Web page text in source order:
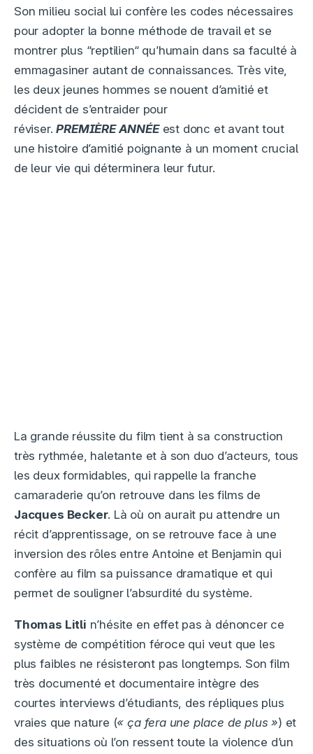
Son milieu social lui confère les codes nécessaires
pour adopter la bonne méthode de travail et se
montrer plus “reptilien“ qu’humain dans sa faculté à
emmagasiner autant de connaissances. Très vite,
les deux jeunes hommes se nouent d’amitié et
décident de s’entraider pour
réviser.PREMIÈREANNÉEest donc et avant tout
une histoire d’amitié poignante à un moment crucial
de leur vie qui déterminera leur futur.
La grande réussite du film tient à sa construction
très rythmée, haletante et à son duo d’acteurs, tous
les deux formidables, qui rappelle la franche
camaraderie qu’on retrouve dans les films de
Jacques Becker. Là où on aurait pu attendre un
récit d’apprentissage, on se retrouve face à une
inversion des rôles entre Antoine et Benjamin qui
confère au film sa puissance dramatique et qui
permet de souligner l’absurdité du système.
Thomas Litli n’hésite en effet pas à dénoncer ce
système de compétition féroce qui veut que les
plus faibles ne résisteront pas longtemps. Son film
très documenté et documentaire intègre des
courtes interviews d’étudiants, des répliques plus
vraies que nature (« ça fera une place de plus ») et
des situations où l’on ressent toute la violence d’un